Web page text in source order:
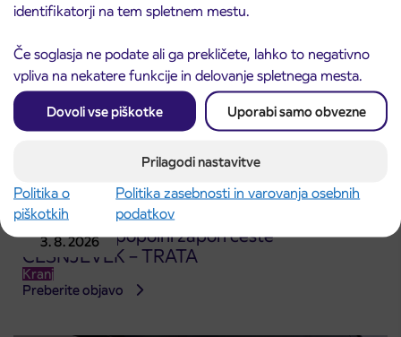
identifikatorji na tem spletnem mestu.
Če soglasja ne podate ali ga prekličete, lahko to negativno
vpliva na nekatere funkcije in delovanje spletnega mesta.
Dovoli vse piškotke Uporabi samo obvezne
Prilagodi nastavitve
Politika o
piškotkih
Politika zasebnosti in varovanja osebnih
podatkov
3. 8. 2026
Obvestilo o popolni zapori ceste
ČEŠNJEVEK – TRATA
Kranj
Preberite objavo